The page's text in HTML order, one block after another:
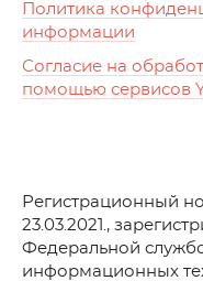
Политика
информации
Согласие на
помощью сервисов
Регистрационный
23.03.2021.,
Федеральной
информационных